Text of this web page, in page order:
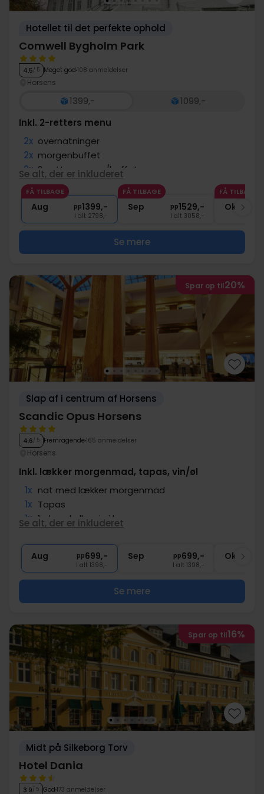
Hotellet til det perfekte ophold
Comwell Bygholm Park
4.5/ 5 Meget god 108 anmeldelser
Horsens
1399,-
1099,-
Inkl. 2-retters menu
2x overnatninger
2x morgenbuffet
2x 2-retters menu/buffet
2x kaffe to go
∞ Gratis parkering
Se alt, der er inkluderet
FÅ TILBAGE
Aug pp1399,-
I alt 2798,-
FÅ TILBAGE
Sep pp1529,-
I alt 3058,-
FÅ TILBAGE
Okt
Se mere
Spar op til20%
Slap af i centrum af Horsens
Scandic Opus Horsens
4.6/ 5 Fremragende165 anmeldelser
Horsens
Inkl. lækker morgenmad, tapas, vin/øl
1x nat med lækker morgenmad
1x Tapas
1x 1 glas øl eller vin i baren
∞ Gratis parkering
Se alt, der er inkluderet
Aug pp699,-
I alt 1398,-
Sep pp699,-
I alt 1398,-
Okt
Se mere
Spar op til16%
Midt på Silkeborg Torv
Hotel Dania
3.9/ 5 God 173 anmeldelser